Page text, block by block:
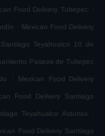
Food Delivery Tultepec .
. Mexican Food Delivery
Teyahualco 10 de
Paseos de Tultepec
. Mexican Food Delivery
Food Delivery Santiago
Teyahualco Asturias .
Food Delivery Santiago